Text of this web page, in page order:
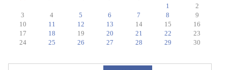
1
2
3
4 5 6 7 8
9
10
11 12 13 14 15
16
17
18 19 20 21 22
23
24
25 26 27 28 29 30